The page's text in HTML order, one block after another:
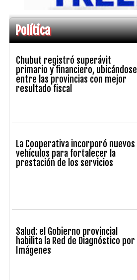
Política
Chubut registró superávit
primario y financiero, ubicándose
entre las provincias con mejor
resultado fiscal
La Cooperativa incorporó nuevos
vehículos para fortalecer la
prestación de los servicios
Salud: el Gobierno provincial
habilita la Red de Diagnóstico por
Imágenes